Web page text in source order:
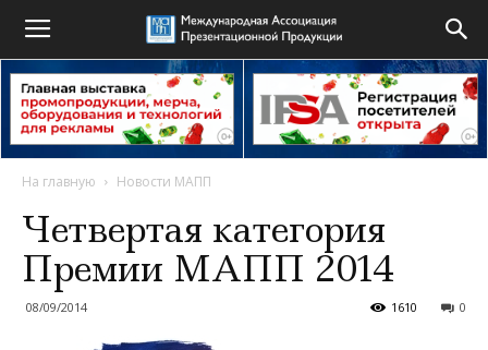
На главную Новости МАПП
Четвертая категория
Премии МАПП 2014
08/09/2014 0
1610